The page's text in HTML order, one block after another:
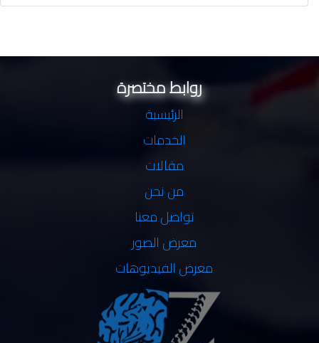
روابط مختصرة
الرئيسية
الخدمات
مقالات
من نحن
تواصل معنا
معرض الصور
معرض الفيديوهات